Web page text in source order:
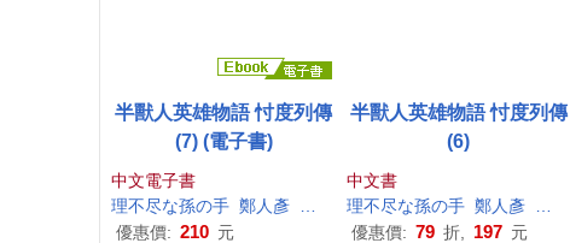
半獸人英雄物語 忖度列傳
(7) (電子書)
中文電子書
理不尽な孫の手 鄭人彥
優惠價: 210 元
半獸人英雄物語 忖度列傳
(6)
中文書
理不尽な孫の手 鄭人彥
優惠價: 79 折, 197 元